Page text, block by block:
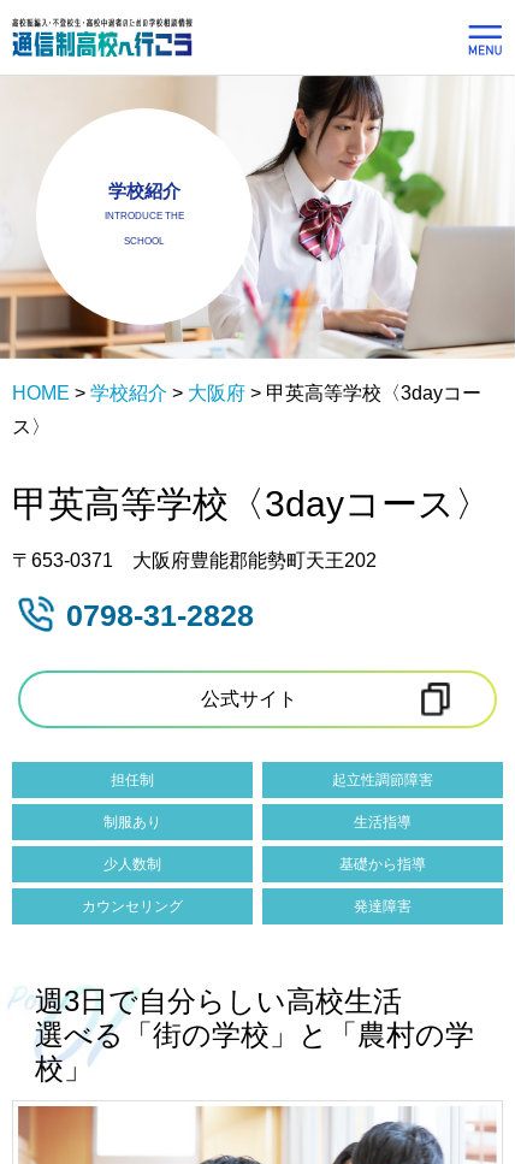
学校紹介
INTRODUCE THE
SCHOOL
HOME > 学校紹介 > 大阪府 > 甲英高等学校〈3dayコー
ス〉
甲英高等学校〈3dayコース〉
〒653-0371 大阪府豊能郡能勢町天王202
0798-31-2828
公式サイト
担任制 起立性調節障害
制服あり 生活指導
少人数制 基礎から指導
カウンセリング 発達障害
週3日で自分らしい高校生活
選べる「街の学校」と「農村の学
校」